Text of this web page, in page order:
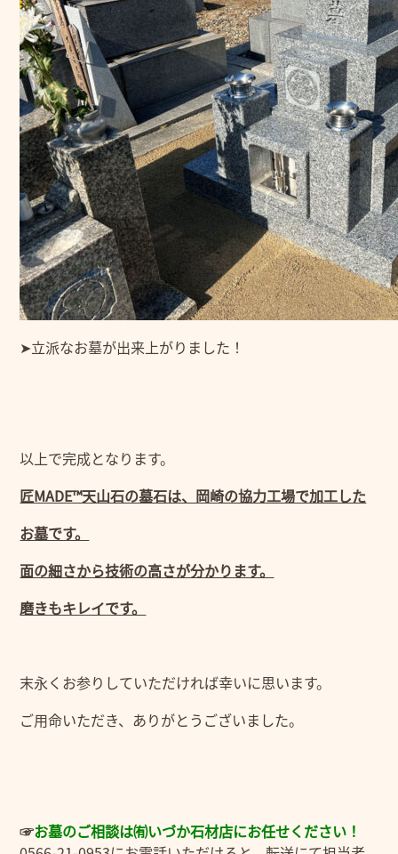
➤立派なお墓が出来上がりました！
以上で完成となります。
匠MADE™天山石の墓石は、岡崎の協力工場で加工した
お墓です。
面の細さから技術の高さが分かります。
磨きもキレイです。
末永くお参りしていただければ幸いに思います。
ご用命いただき、ありがとうございました。
☞お墓のご相談は㈲いづか石材店にお任せください！